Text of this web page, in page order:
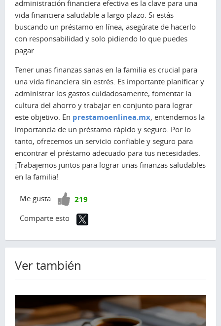
administración financiera efectiva es la clave para una
vida financiera saludable a largo plazo. Si estás
buscando un préstamo en línea, asegúrate de hacerlo
con responsabilidad y solo pidiendo lo que puedes
pagar.
Tener unas finanzas sanas en la familia es crucial para
una vida financiera sin estrés. Es importante planificar y
administrar los gastos cuidadosamente, fomentar la
cultura del ahorro y trabajar en conjunto para lograr
este objetivo. En prestamoenlinea.mx, entendemos la
importancia de un préstamo rápido y seguro. Por lo
tanto, ofrecemos un servicio confiable y seguro para
encontrar el préstamo adecuado para tus necesidades.
¡Trabajemos juntos para lograr unas finanzas saludables
en la familia!
Me gusta
¡Vota219
Comparte esto
Ver también